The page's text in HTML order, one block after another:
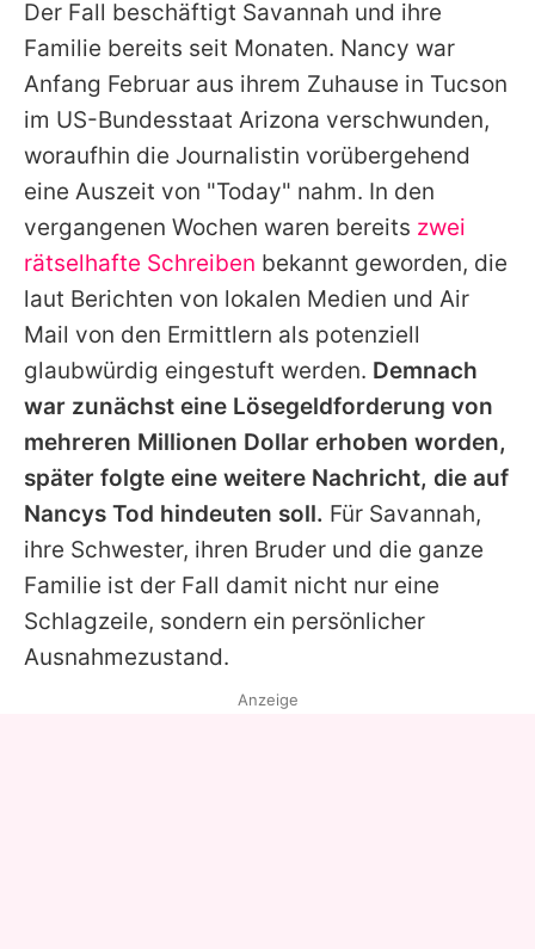
Der Fall beschäftigt Savannah und ihre
Familie bereits seit Monaten. Nancy war
Anfang Februar aus ihrem Zuhause in Tucson
im US-Bundesstaat Arizona verschwunden,
woraufhin die Journalistin vorübergehend
eine Auszeit von "Today" nahm. In den
vergangenen Wochen waren bereits zwei
rätselhafte Schreiben bekannt geworden, die
laut Berichten von lokalen Medien und Air
Mail von den Ermittlern als potenziell
glaubwürdig eingestuft werden. Demnach
war zunächst eine Lösegeldforderung von
mehreren Millionen Dollar erhoben worden,
später folgte eine weitere Nachricht, die auf
Nancys Tod hindeuten soll. Für Savannah,
ihre Schwester, ihren Bruder und die ganze
Familie ist der Fall damit nicht nur eine
Schlagzeile, sondern ein persönlicher
Ausnahmezustand.
Anzeige